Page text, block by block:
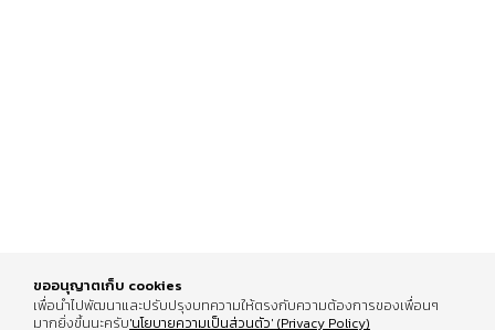
ขออนุญาตเก็บ cookies
เพื่อนำไปพัฒนาและปรับปรุงบทความให้ตรงกับความต้องการของเพื่อนๆ
มากยิ่งขึ้นนะครับ'นโยบายความเป็นส่วนตัว' (Privacy Policy)